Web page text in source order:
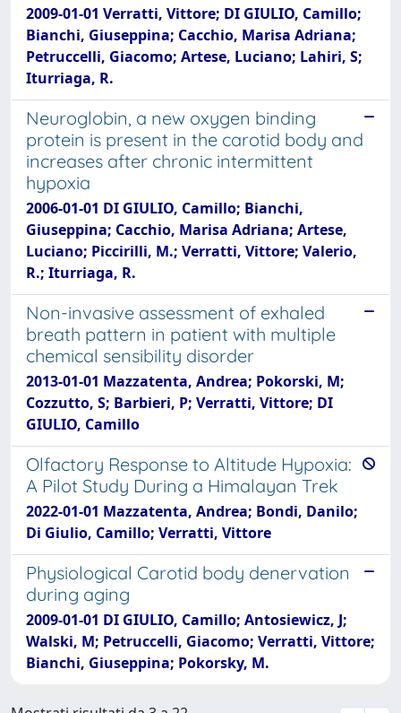
2009-01-01 Verratti, Vittore; DI GIULIO, Camillo;
Bianchi, Giuseppina; Cacchio, Marisa Adriana;
Petruccelli, Giacomo; Artese, Luciano; Lahiri, S;
Iturriaga, R.
Neuroglobin, a new oxygen binding
protein is present in the carotid body and
increases after chronic intermittent
hypoxia
2006-01-01 DI GIULIO, Camillo; Bianchi,
Giuseppina; Cacchio, Marisa Adriana; Artese,
Luciano; Piccirilli, M.; Verratti, Vittore; Valerio,
R.; Iturriaga, R.
Non-invasive assessment of exhaled
breath pattern in patient with multiple
chemical sensibility disorder
2013-01-01 Mazzatenta, Andrea; Pokorski, M;
Cozzutto, S; Barbieri, P; Verratti, Vittore; DI
GIULIO, Camillo
Olfactory Response to Altitude Hypoxia:
A Pilot Study During a Himalayan Trek
2022-01-01 Mazzatenta, Andrea; Bondi, Danilo;
Di Giulio, Camillo; Verratti, Vittore
Physiological Carotid body denervation
during aging
2009-01-01 DI GIULIO, Camillo; Antosiewicz, J;
Walski, M; Petruccelli, Giacomo; Verratti, Vittore;
Bianchi, Giuseppina; Pokorsky, M.